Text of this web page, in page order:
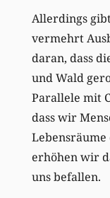
Allerdings
vermehrt
daran, dass
und Wald
Parallele mit
dass wir
erhöhen wir
uns befallen.